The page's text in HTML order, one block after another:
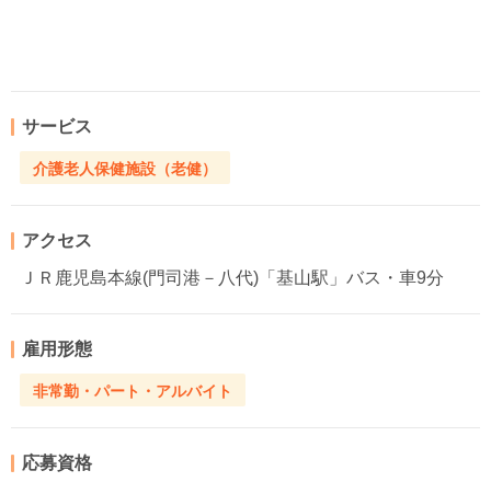
サービス
介護老人保健施設（老健）
アクセス
ＪＲ鹿児島本線(門司港－八代)「基山駅」バス・車9分
雇用形態
非常勤・パート・アルバイト
応募資格